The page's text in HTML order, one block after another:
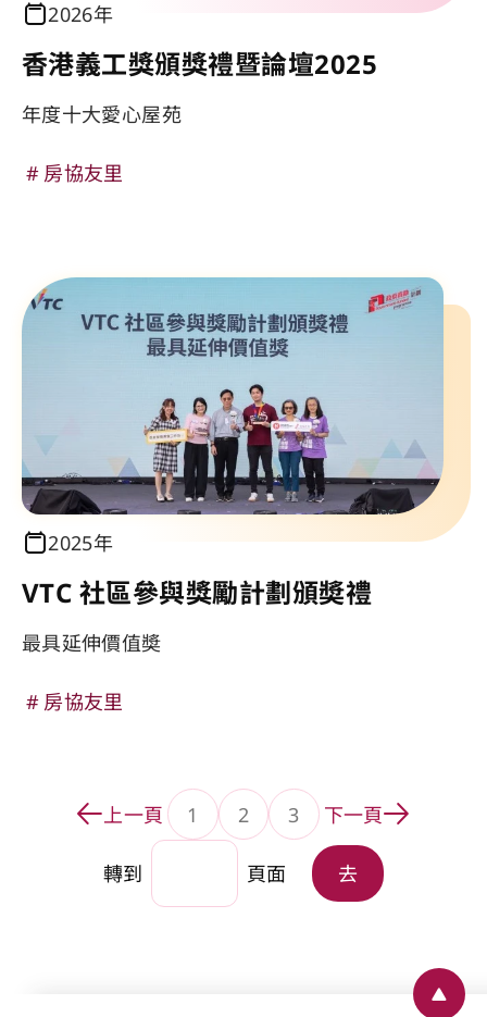
2026年
香港義工獎頒獎禮暨論壇2025
年度十大愛心屋苑
房協友里
2025年
VTC 社區參與獎勵計劃頒奬禮
最具延伸價值奬
房協友里
上一頁 1
轉到頁面
2
轉到頁面
3 下一頁
轉到 頁面 去